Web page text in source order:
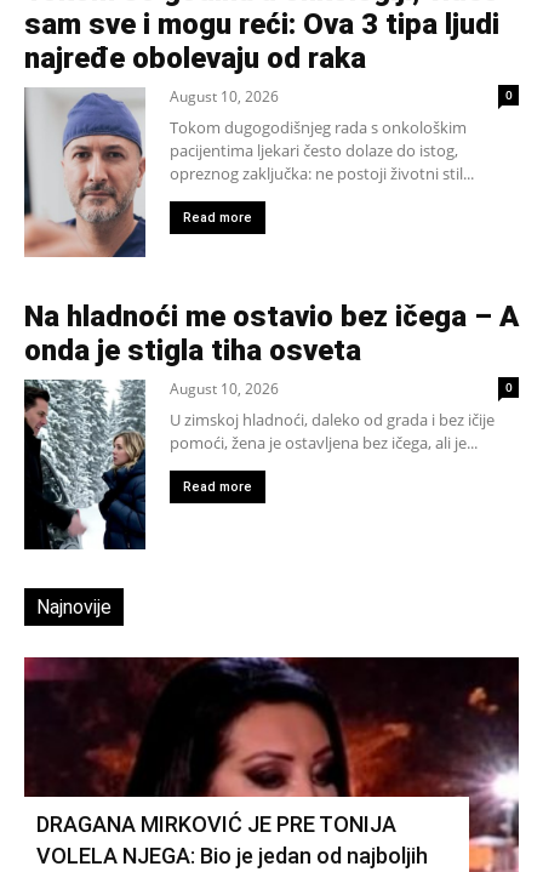
sam sve i mogu reći: Ova 3 tipa ljudi
najređe obolevaju od raka
August 10, 2026 0
Tokom dugogodišnjeg rada s onkološkim
pacijentima ljekari često dolaze do istog,
opreznog zaključka: ne postoji životni stil...
Read more
Na hladnoći me ostavio bez ičega – A
onda je stigla tiha osveta
August 10, 2026 0
U zimskoj hladnoći, daleko od grada i bez ičije
pomoći, žena je ostavljena bez ičega, ali je...
Read more
Najnovije
DRAGANA MIRKOVIĆ JE PRE TONIJA
VOLELA NJEGA: Bio je jedan od najboljih